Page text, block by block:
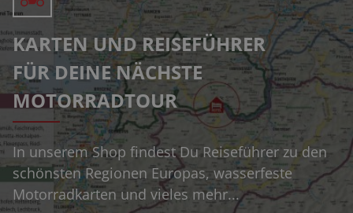
KARTEN UND REISEFÜHRER
FÜR DEINE NÄCHSTE
MOTORRADTOUR
In unserem Shop findest Du Reiseführer zu den
schönsten Regionen Europas, wasserfeste
Motorradkarten und vieles mehr...